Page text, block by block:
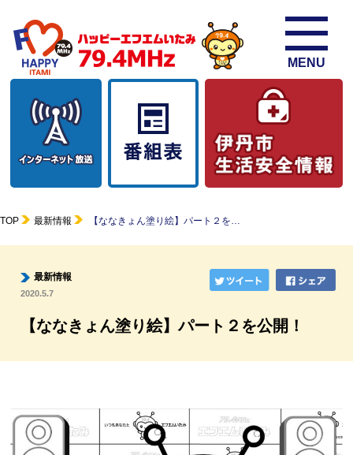
MENU
TOP 最新情報 【ななきょん塗り絵】パート２を…
最新情報
2020.5.7
【ななきょん塗り絵】パート２を公開！